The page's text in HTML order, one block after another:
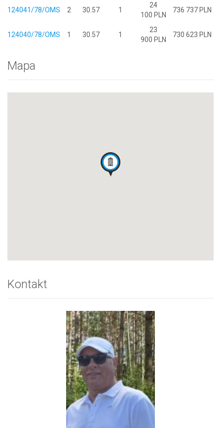
124041/78/OMS 2 30.57 1
24
100 PLN
736 737 PLN
124040/78/OMS 1 30.57 1
23
900 PLN
730 623 PLN
Mapa
Kontakt